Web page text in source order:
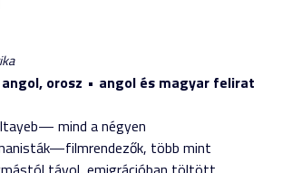
orosz angol és magyar felirat
mind a négyen
több mint